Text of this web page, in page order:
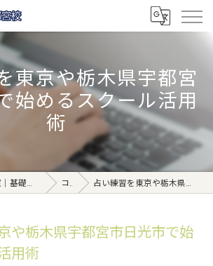
東京や栃木県宇都宮
始めるスクール活用
術
算命学講座・教室｜基礎から学べる東京日本橋【日本橋南学院】 コラム 占い練習を東京や栃木県宇都宮市日光市で始めるスクール活用術
や栃木県宇都宮市日光市で始
用術